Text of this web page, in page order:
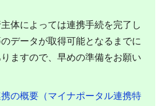
体によっては連携手続を完了し
データが取得可能となるまでに
ますので、早めの準備をお願い
の概要（マイナポータル連携特